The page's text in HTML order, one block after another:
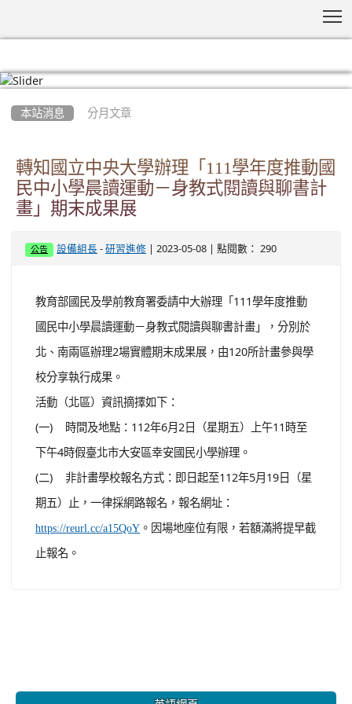
本站消息 分月文章
轉知國立中央大學辦理「111學年度推動國
民中小學晨讀運動－身教式閱讀與聊書計
畫」期末成果展
公告 設備組長 -研習進修 | 2023-05-08 | 點閱數： 290
教育部國民及學前教育署委請中大辦理「111學年度推動
國民中小學晨讀運動－身教式閱讀與聊書計畫」，分別於
北、南兩區辦理2場實體期末成果展，由120所計畫參與學
校分享執行成果。
活動（北區）資訊摘擇如下：
(一) 時間及地點：112年6月2日（星期五）上午11時至
下午4時假臺北市大安區幸安國民小學辦理。
(二) 非計畫學校報名方式：即日起至112年5月19日（星
期五）止，一律採網路報名，報名網址：
https://reurl.cc/a15QoY 。因場地座位有限，若額滿將提早截
止報名。